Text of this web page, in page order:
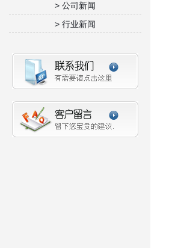
> 公司新闻
> 行业新闻